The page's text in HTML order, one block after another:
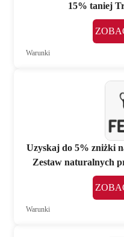
15% taniej
Warunki
Uzyskaj do 5% zniżki
Zestaw naturalnych
Warunki